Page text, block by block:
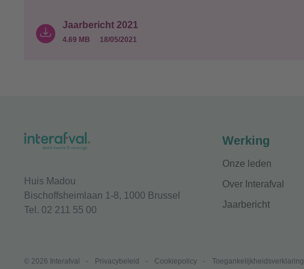
Jaarbericht 2021
4.69 MB 18/05/2021
Huis Madou
Bischoffsheimlaan 1-8, 1000 Brussel
Tel. 02 211 55 00
Werking
Onze leden
Over Interafval
Jaarbericht
© 2026 Interafval - Privacybeleid - Cookiepolicy - Toegankelijkheidsverklaring